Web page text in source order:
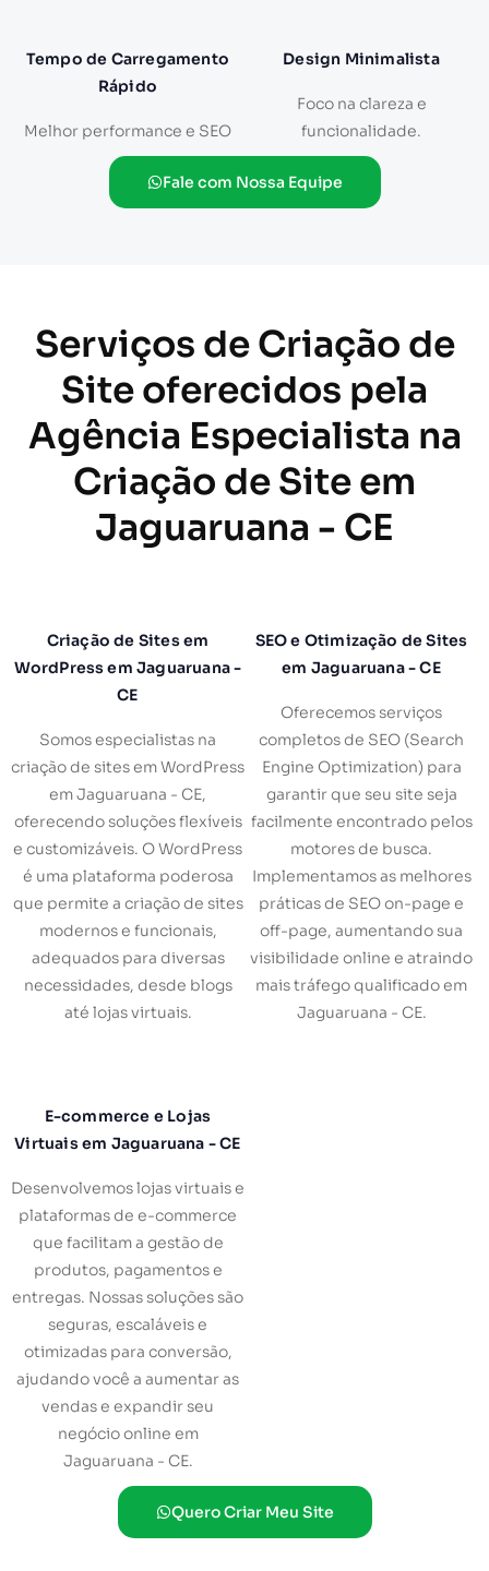
Tempo de Carregamento
Rápido
Melhor performance e SEO
Design Minimalista
Foco na clareza e
funcionalidade.
Fale com Nossa Equipe
Serviços de Criação de
Site oferecidos pela
Agência Especialista na
Criação de Site em
Jaguaruana - CE
Criação de Sites em
WordPress em Jaguaruana -
CE
Somos especialistas na
criação de sites em WordPress
em Jaguaruana - CE,
oferecendo soluções flexíveis
e customizáveis. O WordPress
é uma plataforma poderosa
que permite a criação de sites
modernos e funcionais,
adequados para diversas
necessidades, desde blogs
até lojas virtuais.
SEO e Otimização de Sites
em Jaguaruana - CE
Oferecemos serviços
completos de SEO (Search
Engine Optimization) para
garantir que seu site seja
facilmente encontrado pelos
motores de busca.
Implementamos as melhores
práticas de SEO on-page e
off-page, aumentando sua
visibilidade online e atraindo
mais tráfego qualificado em
Jaguaruana - CE.
E-commerce e Lojas
Virtuais em Jaguaruana - CE
Desenvolvemos lojas virtuais e
plataformas de e-commerce
que facilitam a gestão de
produtos, pagamentos e
entregas. Nossas soluções são
seguras, escaláveis e
otimizadas para conversão,
ajudando você a aumentar as
vendas e expandir seu
negócio online em
Jaguaruana - CE.
Quero Criar Meu Site